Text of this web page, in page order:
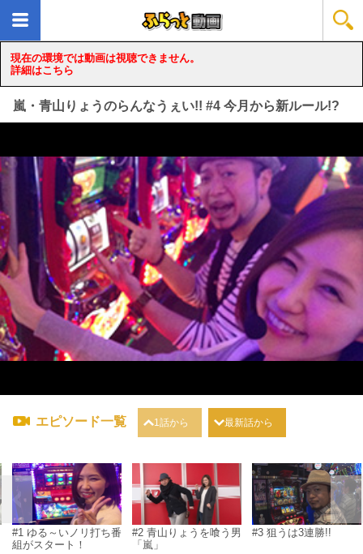
現在の環境では動画は視聴できません。
詳細はこちら
嵐・青山りょうのらんなうぇい!! #4 今月から新ルール!?
loading...
エピソード一覧 1話から 最新話から
#1 ゆる～いノリ打ち番
組がスタート！
#2 青山りょうを喰う男
「嵐」
#3 狙うは3連勝!!